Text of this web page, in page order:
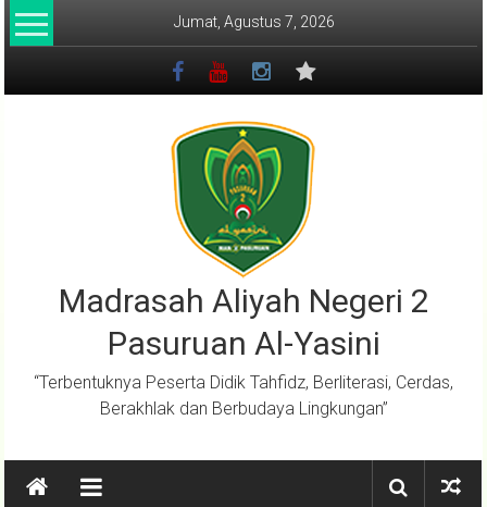
Lompat
ke
Jumat, Agustus 7, 2026
Madrasah Aliyah Negeri 2
Pasuruan Al-Yasini
“Terbentuknya Peserta Didik Tahfidz, Berliterasi, Cerdas,
Berakhlak dan Berbudaya Lingkungan”